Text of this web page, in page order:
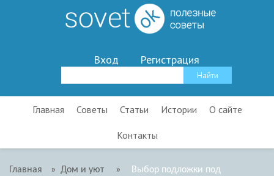
Вход Регистрация
Главная Советы Статьи Истории О сайте
Контакты
Главная » Дом и уют »
Выбор подложки под